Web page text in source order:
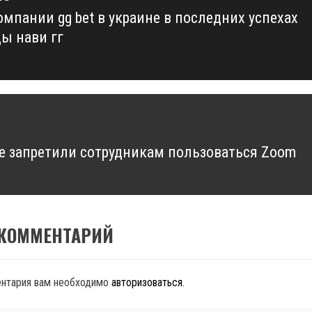
gg bet в украине в последних успехах
нави гг
запретили сотрудникам пользоваться Zoom
вам необходимо авторизоваться.